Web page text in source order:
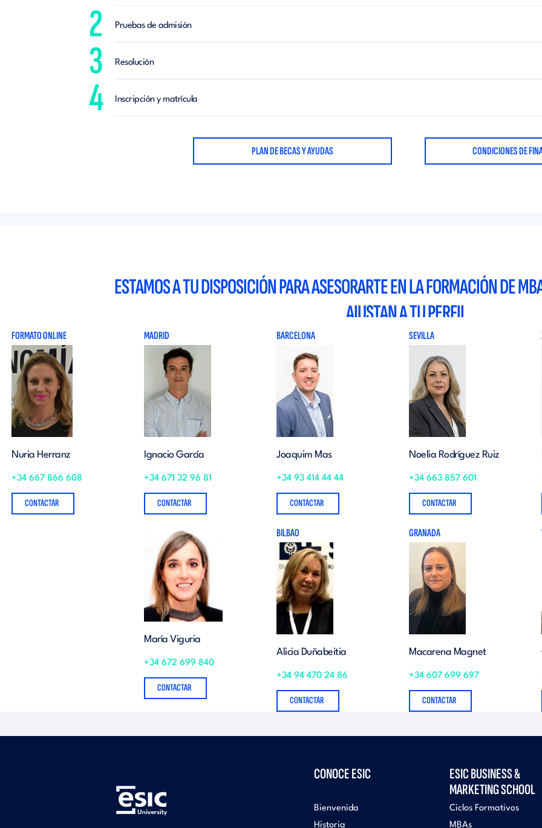
2 Pruebas de admisión
3 Resolución
4 Inscripción y matrícula
PLAN DE BECAS Y AYUDAS CONDICIONES DE
ESTAMOS A TU DISPOSICIÓN PARA ASESORARTE EN LA FORMACIÓN DE
AJUSTAN A TU PERFIL
FORMATO ONLINE
Nuria Herranz
+34 667 866 608
CONTACTAR
MADRID
Ignacio García
+34 671 32 96 81
CONTACTAR
BARCELONA
Joaquim Mas
+34 93 414 44 44
CONTACTAR
SEVILLA
Noelia Rodríguez Ruiz
+34 663 857 601
CONTACTAR
María Viguria
+34 672 699 840
CONTACTAR
BILBAO
Alicia Duñabeitia
+34 94 470 24 86
CONTACTAR
GRANADA
Macarena Magnet
+34 607 699 697
CONTACTAR
CONOCE ESIC
Bienvenida
Historia
ESIC BUSINESS &
MARKETING SCHOOL
Ciclos Formativos
MBAs